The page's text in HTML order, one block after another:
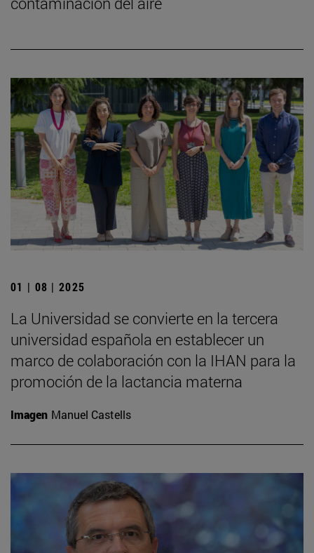
01 | 08 | 2025
La Universidad se convierte en la tercera
universidad española en establecer un
marco de colaboración con la IHAN para la
promoción de la lactancia materna
Imagen Manuel Castells